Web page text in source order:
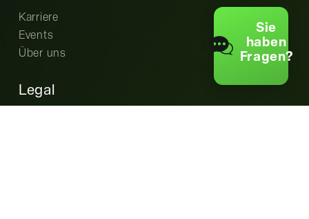
Karriere
Events
Über uns
Legal
Sie
haben
Fragen?